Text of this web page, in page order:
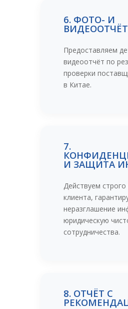
6. ФОТО- И
Предоставляем
видеоотчёт по
проверки
в Китае.
7.
И ЗАЩИТА
Действуем
клиента,
неразглашение
юридическую
сотрудничества.
8. ОТЧЁТ С